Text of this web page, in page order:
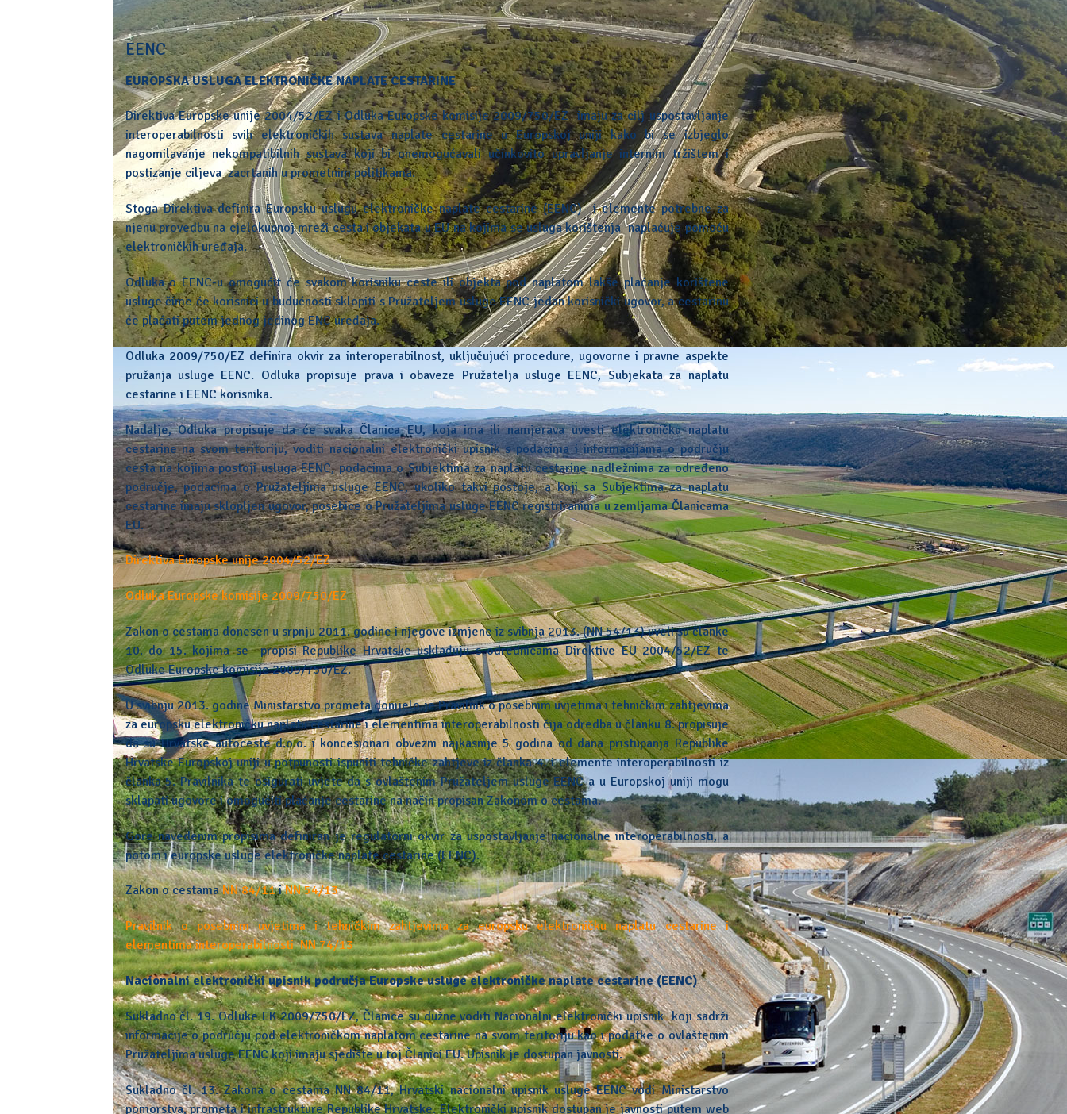
EENC
EUROPSKA USLUGA ELEKTRONIČKE NAPLATE CESTARINE
Direktiva Europske unije 2004/52/EZ i Odluka Europske komisije 2009/750/EZ imaju za cilj uspostavljanje
interoperabilnosti svih elektroničkih sustava naplate cestarine u Europskoj uniji kako bi se izbjeglo
nagomilavanje nekompatibilnih sustava koji bi onemogućavali učinkovito upravljanje internim tržištem i
postizanje ciljeva zacrtanih u prometnim politikama.
Stoga Direktiva definira Europsku uslugu elektroničke naplate cestarine (EENC) i elemente potrebne za
njenu provedbu na cjelokupnoj mreži cesta i objekata u EU na kojima se usluga korištenja naplaćuje pomoću
elektroničkih uređaja.
Odluka o EENC-u omogućit će svakom korisniku ceste ili objekta pod naplatom lakše plaćanje korištene
usluge čime će korisnici u budućnosti sklopiti s Pružateljem usluge EENC jedan korisnički ugovor, a cestarinu
će plaćati putem jednog jedinog ENC uređaja.
Odluka 2009/750/EZ definira okvir za interoperabilnost, uključujući procedure, ugovorne i pravne aspekte
pružanja usluge EENC. Odluka propisuje prava i obaveze Pružatelja usluge EENC, Subjekata za naplatu
cestarine i EENC korisnika.
Nadalje, Odluka propisuje da će svaka Članica EU, koja ima ili namjerava uvesti elektroničku naplatu
cestarine na svom teritoriju, voditi nacionalni elektronički upisnik s podacima i informacijama o području
cesta na kojima postoji usluga EENC, podacima o Subjektima za naplatu cestarine nadležnima za određeno
područje, podacima o Pružateljima usluge EENC, ukoliko takvi postoje, a koji sa Subjektima za naplatu
cestarine imaju sklopljen ugovor, posebice o Pružateljima usluge EENC registriranima u zemljama Članicama
EU.
Direktiva Europske unije 2004/52/EZ
Odluka Europske komisije 2009/750/EZ
Zakon o cestama donesen u srpnju 2011. godine i njegove izmjene iz svibnja 2013. (NN 54/13) uveli su članke
10. do 15. kojima se propisi Republike Hrvatske usklađuju s odrednicama Direktive EU 2004/52/EZ te
Odluke Europske komisije 2009/750/EZ.
U svibnju 2013. godine Ministarstvo prometa donijelo je Pravilnik o posebnim uvjetima i tehničkim zahtjevima
za europsku elektroničku naplatu cestarine i elementima interoperabilnosti čija odredba u članku 8. propisuje
da su Hrvatske autoceste d.o.o. i koncesionari obvezni najkasnije 5 godina od dana pristupanja Republike
Hrvatske Europskoj uniji u potpunosti ispuniti tehničke zahtjeve iz članka 4. i elemente interoperabilnosti iz
članka 5. Pravilnika te osigurati uvjete da s ovlaštenim Pružateljem usluge EENC-a u Europskoj uniji mogu
sklapati ugovore i omogućiti plaćanje cestarine na način propisan Zakonom o cestama.
Gore navedenim propisima definiran je regulatorni okvir za uspostavljanje nacionalne interoperabilnosti, a
potom i europske usluge elektroničke naplate cestarine (EENC).
Zakon o cestamaNN 84/11iNN 54/13
Pravilnik o posebnim uvjetima i tehničkim zahtjevima za europsku elektroničku naplatu cestarine i
elementima interoperabilnosti NN 74/13
Nacionalni elektronički upisnik područja Europske usluge elektroničke naplate cestarine (EENC)
Sukladno čl. 19. Odluke EK 2009/750/EZ, Članice su dužne voditi Nacionalni elektronički upisnik koji sadrži
informacije o području pod elektroničkom naplatom cestarine na svom teritoriju kao i podatke o ovlaštenim
Pružateljima usluge EENC koji imaju sjedište u toj Članici EU. Upisnik je dostupan javnosti.
Sukladno čl. 13. Zakona o cestama NN 84/11, Hrvatski nacionalni upisnik usluge EENC vodi Ministarstvo
pomorstva, prometa i infrastrukture Republike Hrvatske. Elektronički upisnik dostupan je javnosti putem web